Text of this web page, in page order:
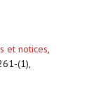
et notices,
(1),